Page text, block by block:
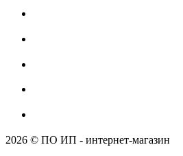
2026 © ПО ИП - интернет-магазин